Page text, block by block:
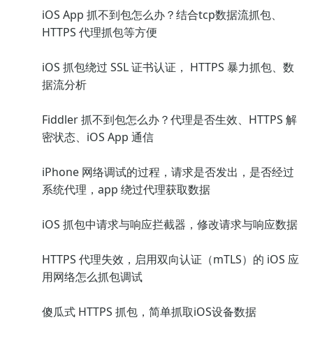
iOS App 抓不到包怎么办？结合tcp数据流抓包、
HTTPS 代理抓包等方便
iOS 抓包绕过 SSL 证书认证， HTTPS 暴力抓包、数
据流分析
Fiddler 抓不到包怎么办？代理是否生效、HTTPS 解
密状态、iOS App 通信
iPhone 网络调试的过程，请求是否发出，是否经过
系统代理，app 绕过代理获取数据
iOS 抓包中请求与响应拦截器，修改请求与响应数据
HTTPS 代理失效，启用双向认证（mTLS）的 iOS 应
用网络怎么抓包调试
傻瓜式 HTTPS 抓包，简单抓取iOS设备数据